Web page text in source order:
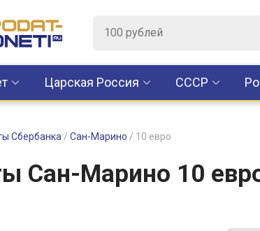
Царская Россия CCCР
Сбербанка / Сан-Марино / 10 евро
Сан-Марино 10